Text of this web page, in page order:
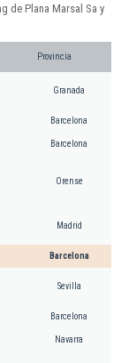
de Plana Marsal Sa y
Provincia
Granada
Barcelona
Barcelona
Orense
Madrid
Barcelona
Sevilla
Barcelona
Navarra